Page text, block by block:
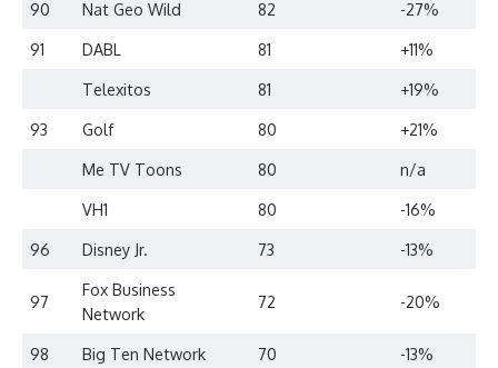
90
Nat Geo Wild 82
-27%
91
DABL 81
+11%
Telexitos
81
+19%
93
Golf 80
+21%
Me TV Toons
80
n/a
VH1
80
-16%
96
Disney Jr. 73 -13%
97
Fox Business
Network
72 -20%
98 Big Ten Network 70
-13%